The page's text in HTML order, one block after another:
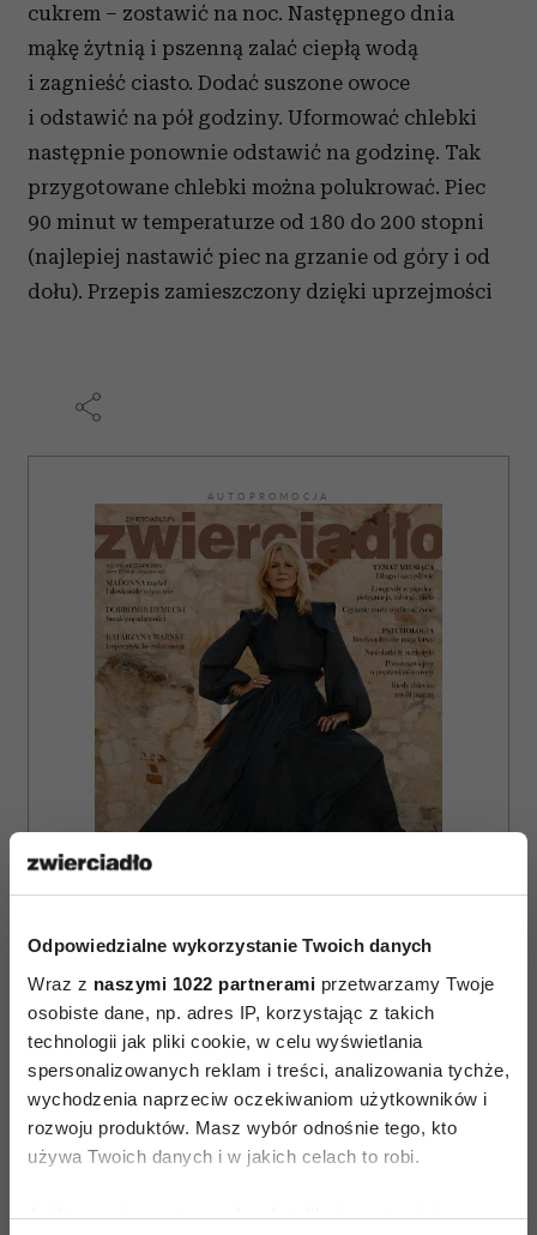
Odpowiedzialne wykorzystanie Twoich danych
Wraz z naszymi 1022 partnerami przetwarzamy Twoje
osobiste dane, np. adres IP, korzystając z takich
technologii jak pliki cookie, w celu wyświetlania
spersonalizowanych reklam i treści, analizowania tychże,
wychodzenia naprzeciw oczekiwaniom użytkowników i
rozwoju produktów. Masz wybór odnośnie tego, kto
używa Twoich danych i w jakich celach to robi.
Jeśli wyrazisz na to zgodę, chcielibyśmy również:
cukrem – zostawić na noc. Następnego dnia
mąkę żytnią i pszenną zalać ciepłą wodą
i zagnieść ciasto. Dodać suszone owoce
i odstawić na pół godziny. Uformować chlebki
następnie ponownie odstawić na godzinę. Tak
przygotowane chlebki można polukrować. Piec
90 minut w temperaturze od 180 do 200 stopni
(najlepiej nastawić piec na grzanie od góry i od
dołu). Przepis zamieszczony dzięki uprzejmości
AUTOPROMOCJA
ZAMÓW
WYDANIE DRUKOWANE
E-WYDANIE